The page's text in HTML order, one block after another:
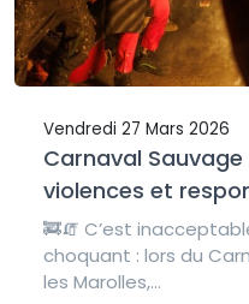
Vendredi 27 Mars 2026
Carnaval
violences et
🚒🧯 C’est inacceptable et profondément
choquant : lors du
les Marolles,...